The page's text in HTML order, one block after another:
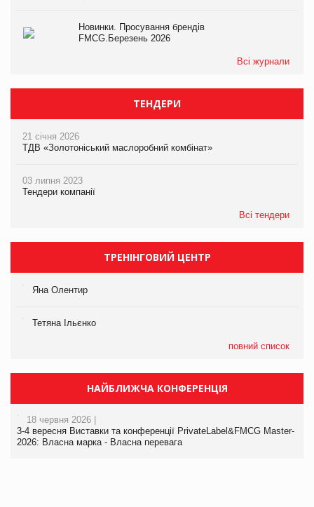
Новинки. Просування брендів
FMCG.Березень 2026
Всі журнали
ТЕНДЕРИ
21 січня 2026
ТДВ «Золотоніський маслоробний комбінат»
03 липня 2023
Тендери компанії
Всі тендери
ТРЕНІНГОВИЙ ЦЕНТР
Яна Олентир
Тетяна Ільєнко
повний список
НАЙБЛИЖЧА КОНФЕРЕНЦІЯ
18 червня 2026 |
3-4 вересня Виставки та конференції PrivateLabel&FMCG Master-
2026: Власна марка - Власна перевага